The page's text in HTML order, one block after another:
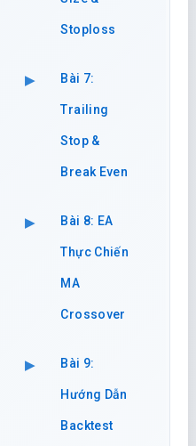
Stoploss
Bài 7:
Trailing
Stop &
Break Even
Bài 8: EA
Thực Chiến
MA
Crossover
Bài 9:
Hướng Dẫn
Backtest